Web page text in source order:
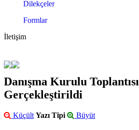
Dilekçeler
Formlar
İletişim
Danışma Kurulu Toplantısı
Gerçekleştirildi
Küçült Yazı Tipi Büyüt